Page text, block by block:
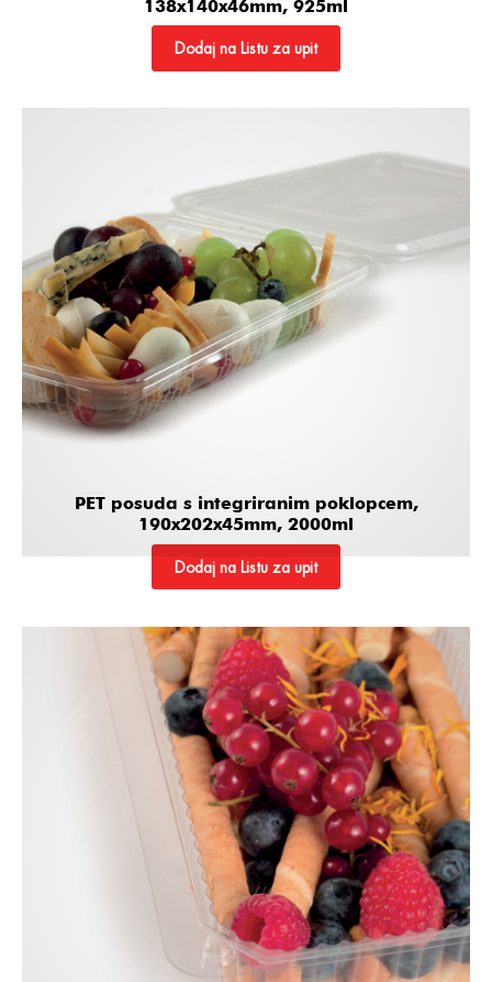
138x140x46mm, 925ml
Dodaj na Listu za upit
PET posuda s integriranim poklopcem,
190x202x45mm, 2000ml
Dodaj na Listu za upit